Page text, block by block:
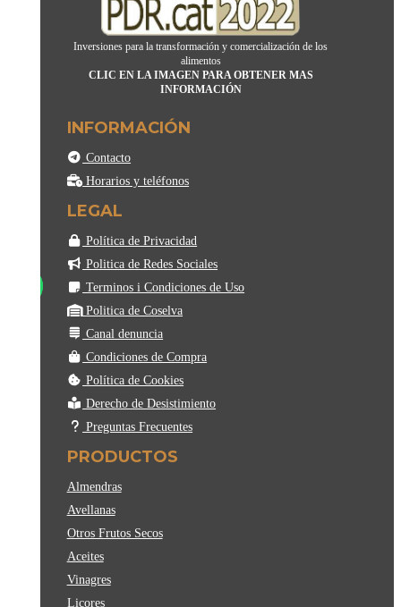
Inversiones para la transformación y comercialización de los
alimentos
CLIC EN LA IMAGEN PARA OBTENER MAS
INFORMACIÓN
INFORMACIÓN
Contacto
Horarios y teléfonos
LEGAL
Política de Privacidad
Politica de Redes Sociales
Terminos i Condiciones de Uso
Politica de Coselva
Canal denuncia
Condiciones de Compra
Política de Cookies
Derecho de Desistimiento
Preguntas Frecuentes
PRODUCTOS
Almendras
Avellanas
Otros Frutos Secos
Aceites
Vinagres
Licores